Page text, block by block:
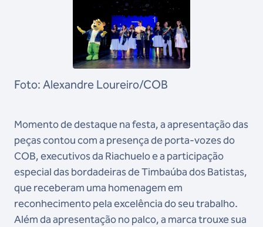
Foto: Alexandre Loureiro/COB
Momento de destaque na festa, a apresentação das
peças contou com a presença de porta-vozes do
COB, executivos da Riachuelo e a participação
especial das bordadeiras de Timbaúba dos Batistas,
que receberam uma homenagem em
reconhecimento pela excelência do seu trabalho.
Além da apresentação no palco, a marca trouxe sua